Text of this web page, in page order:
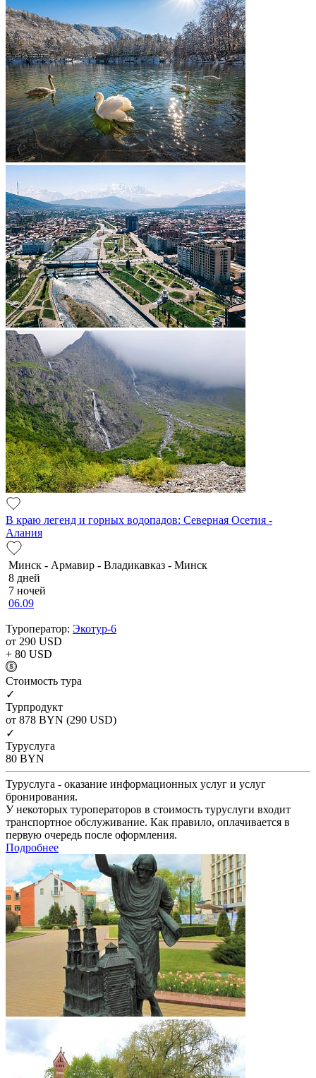
В краю легенд и горных водопадов: Северная Осетия -
Алания
Минск - Армавир - Владикавказ - Минск
8 дней
7 ночей
06.09
Туроператор: Экотур-6
от 290 USD
+ 80 USD
Cтоимость тура
✓
Турпродукт
от 878 BYN (290 USD)
✓
Туруслуга
80 BYN
Туруслуга - оказание информационных услуг и услуг
бронирования.
У некоторых туроператоров в стоимость туруслуги входит
транспортное обслуживание. Как правило, оплачивается в
первую очередь после оформления.
Подробнее